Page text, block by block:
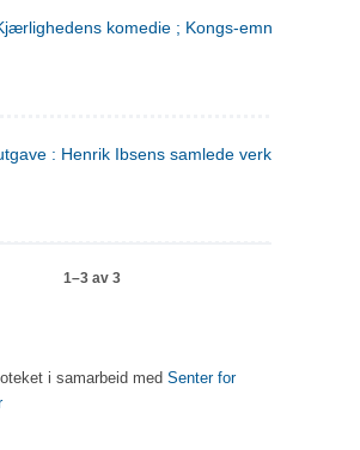
komedie ; Kongs-emnerne
: Henrik Ibsens samlede verker. 4
1–3 av 3
i samarbeid med Senter for